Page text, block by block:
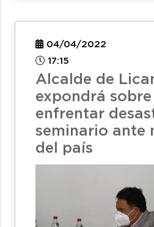
04/04/2022
17:15
Alcalde de
expondrá
enfrentar
seminario ante
del país